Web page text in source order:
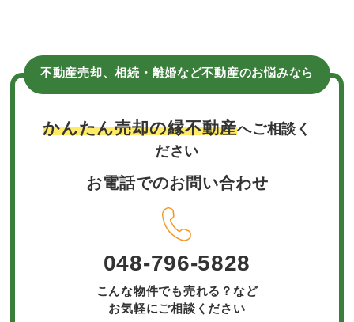
不動産売却、相続・離婚など不動産のお悩みなら
かんたん売却の縁不動産へご相談く
ださい
お電話でのお問い合わせ
048-796-5828
こんな物件でも売れる？など
お気軽にご相談ください